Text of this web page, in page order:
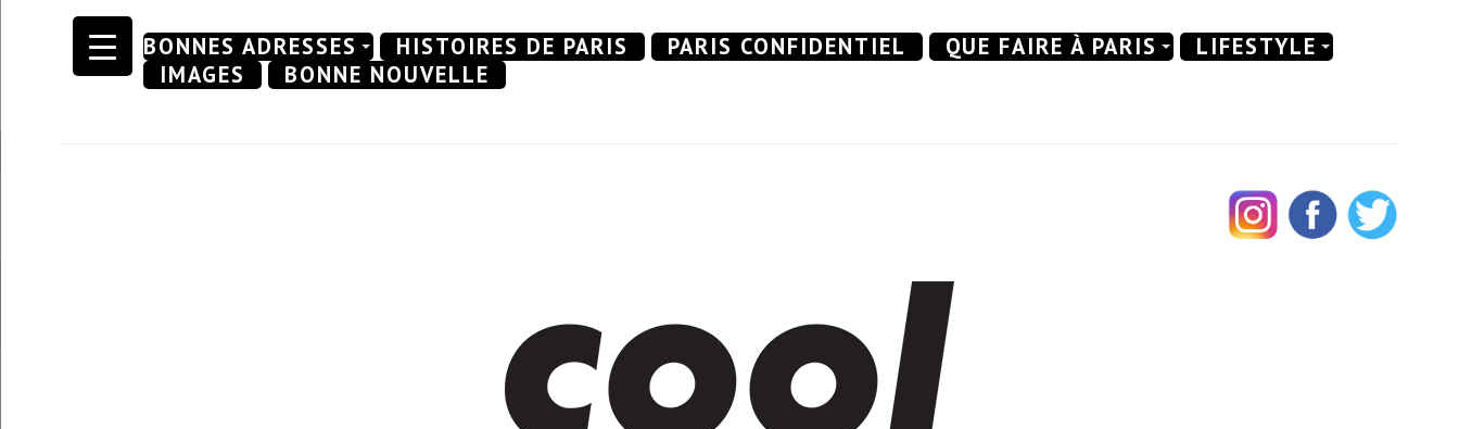
Skip
BONNES ADRESSES HISTOIRES DE PARIS PARIS CONFIDENTIEL QUE FAIRE À PARIS
LIFESTYLE
IMAGES
BONNE NOUVELLE